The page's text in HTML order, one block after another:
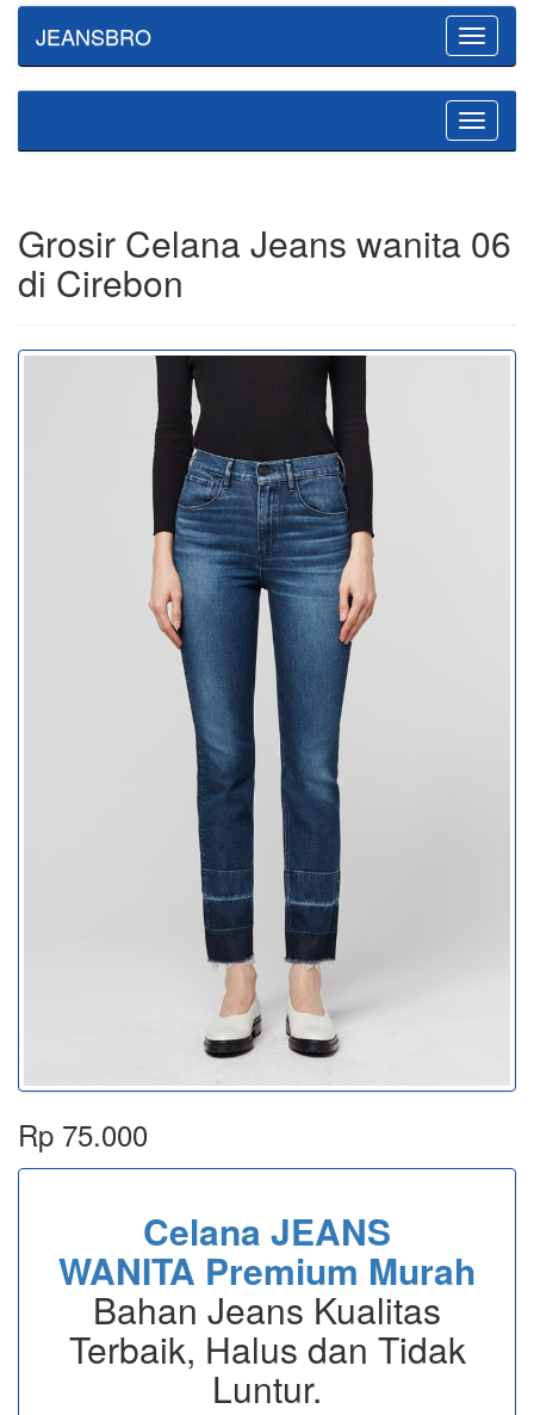
Toggle
JEANSBRO
Toggle
Grosir Celana Jeans wanita 06
di Cirebon
Rp 75.000
Celana JEANS
WANITA Premium Murah
Bahan Jeans Kualitas
Terbaik, Halus dan Tidak
Luntur.